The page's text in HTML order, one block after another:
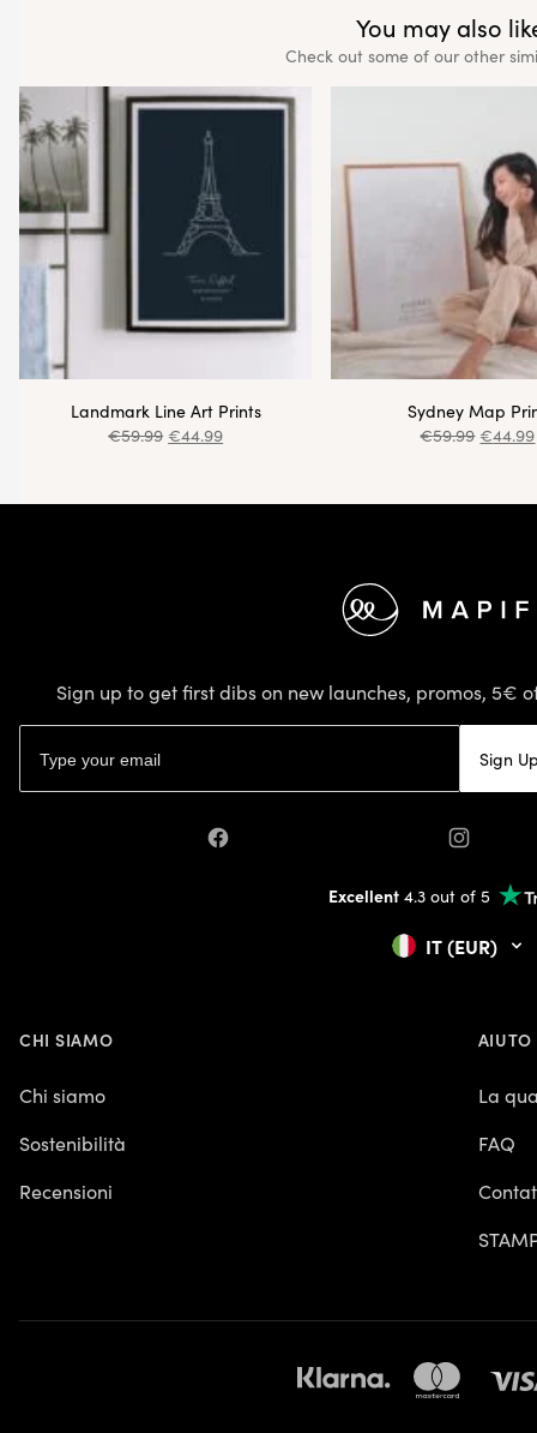
You may also
Check out some of our other
Landmark Line Art Prints
€59.99 €44.99
Sydney Map
€59.99 €44.99
Sign up to get first dibs on new launches, promos, 5€
Sign
Facebook Instagram
Excellent 4.3 out of 5
IT (EUR)
CHI SIAMO
Chi siamo
Sostenibilità
Recensioni
AIUTO
La
FAQ